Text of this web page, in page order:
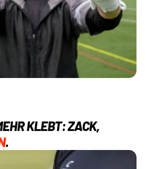
KLEBT: ZACK,
.